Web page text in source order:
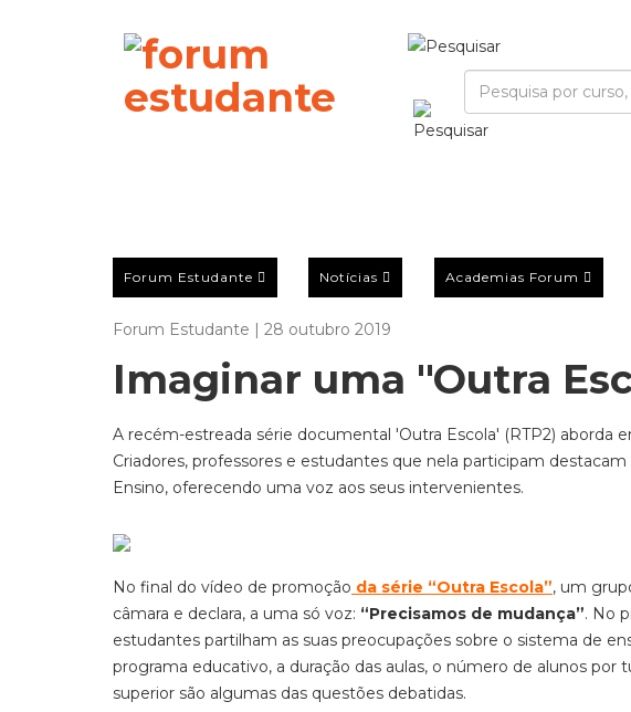
Forum Estudante Notícias Academias Forum
Forum Estudante | 28 outubro 2019
Imaginar uma "Outra
A recém-estreada série documental 'Outra Escola' (RTP2) aborda
Criadores, professores e estudantes que nela participam
Ensino, oferecendo uma voz aos seus intervenientes.
No final do vídeo de promoção da série “Outra Escola”, um
câmara e declara, a uma só voz: “Precisamos de mudança”. No
estudantes partilham as suas preocupações sobre o sistema de
programa educativo, a duração das aulas, o número de alunos por
superior são algumas das questões debatidas.